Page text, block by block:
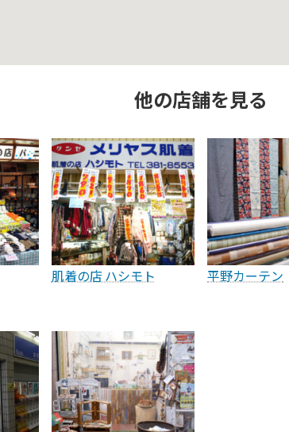
他の店舗を見る
肌着の店 ハシモト 平野カーテン